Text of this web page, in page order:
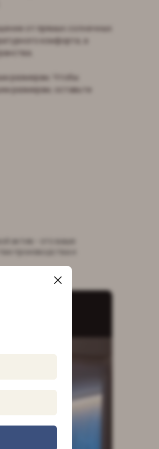
от прямых солнечных
комфорта, а
размерам. Чтобы
размерам, оставьте
актив - это ваше
производства и